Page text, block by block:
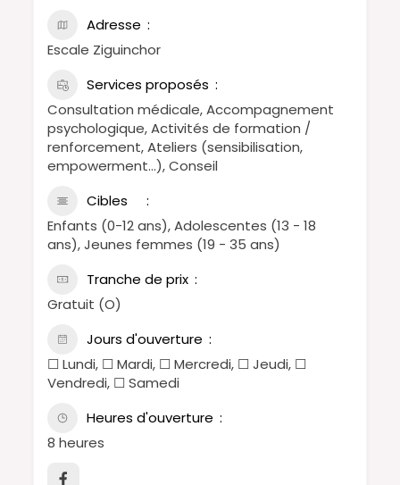
Adresse
Escale Ziguinchor
Services proposés
Consultation médicale, Accompagnement
psychologique, Activités de formation /
renforcement, Ateliers (sensibilisation,
empowerment…), Conseil
Cibles
Enfants (0-12 ans), Adolescentes (13 - 18
ans), Jeunes femmes (19 - 35 ans)
Tranche de prix
Gratuit (O)
Jours d'ouverture
☐ Lundi, ☐ Mardi, ☐ Mercredi, ☐ Jeudi, ☐
Vendredi, ☐ Samedi
Heures d'ouverture
8 heures